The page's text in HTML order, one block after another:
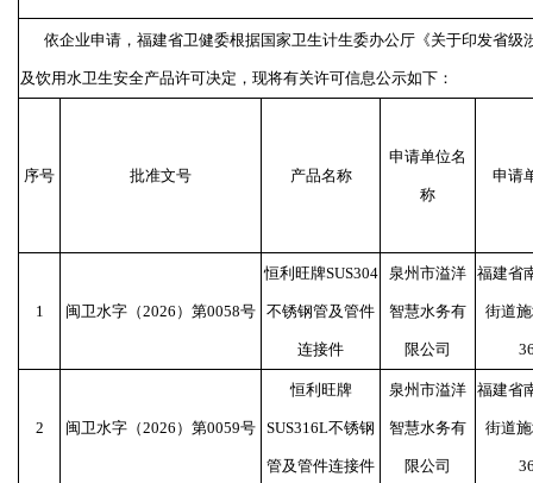
依企业申请，福建省卫健委根据国家卫生计生委办公厅《关于印发省
及饮用水卫生安全产品许可决定，现将有关许可信息公示如下：
序号 批准文号 产品名称
申请单位名
称
申请
1 闽卫水字（2026）第0058号
恒利旺牌SUS304
不锈钢管及管件
连接件
泉州市溢洋
智慧水务有
限公司
福建省
街道
2 闽卫水字（2026）第0059号
恒利旺牌
SUS316L不锈钢
管及管件连接件
泉州市溢洋
智慧水务有
限公司
福建省
街道